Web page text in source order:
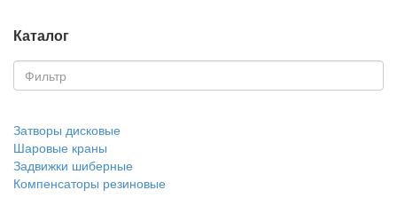
Каталог
Затворы дисковые
Шаровые краны
Задвижки шиберные
Компенсаторы резиновые